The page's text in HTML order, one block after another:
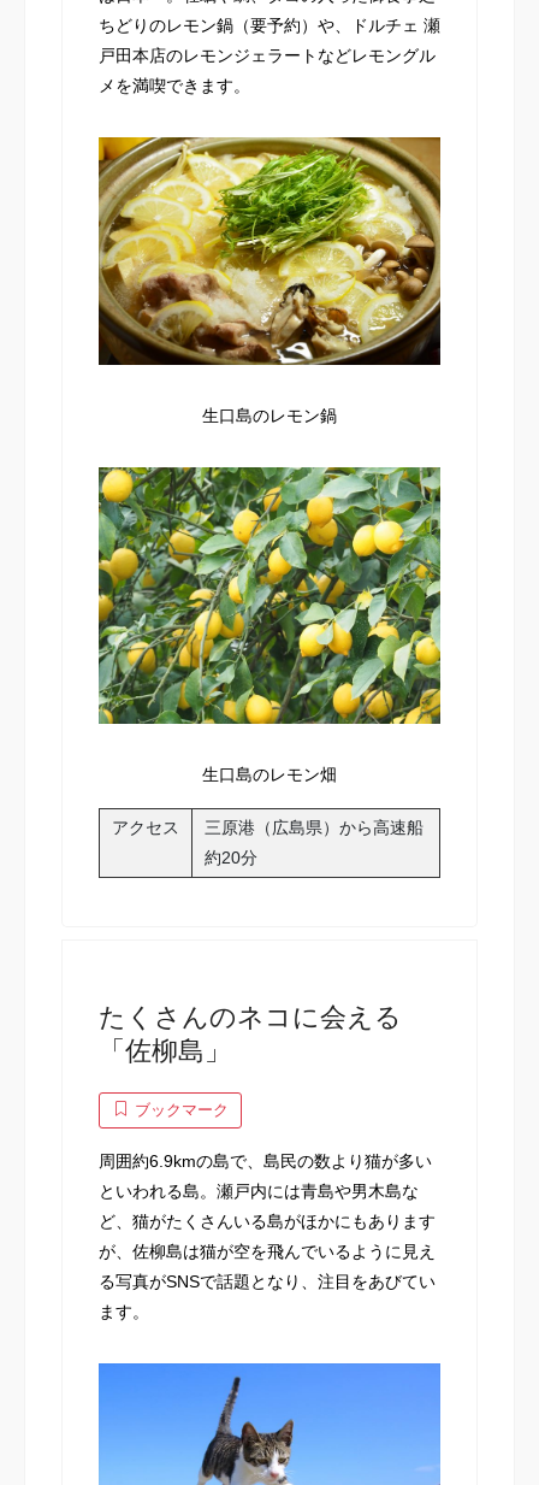
ちどりのレモン鍋（要予約）や、ドルチェ 瀬
戸田本店のレモンジェラートなどレモングル
メを満喫できます。
生口島のレモン鍋
生口島のレモン畑
アクセス
三原港（広島県）から高速船
約20分
たくさんのネコに会える
「佐柳島」
ブックマーク
周囲約6.9kmの島で、島民の数より猫が多い
といわれる島。瀬戸内には青島や男木島な
ど、猫がたくさんいる島がほかにもあります
が、佐柳島は猫が空を飛んでいるように見え
る写真がSNSで話題となり、注目をあびてい
ます。